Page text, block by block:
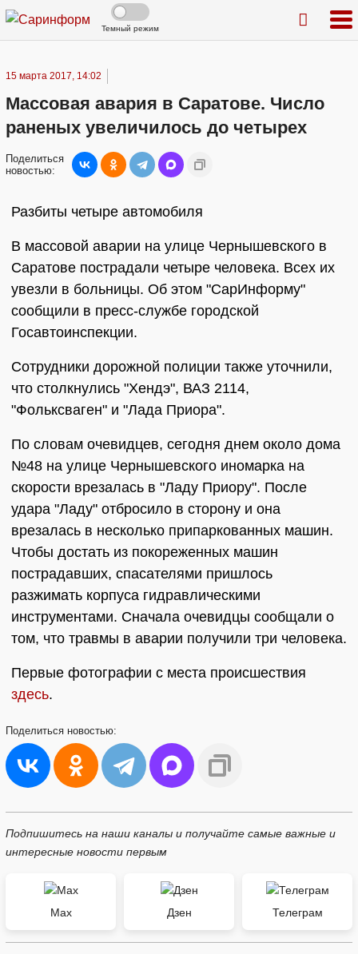
Темный режим
15 марта 2017, 14:02
Массовая авария в Саратове. Число
раненых увеличилось до четырех
Поделиться
новостью:
Разбиты четыре автомобиля
В массовой аварии на улице Чернышевского в
Саратове пострадали четыре человека. Всех их
увезли в больницы. Об этом "СарИнформу"
сообщили в пресс-службе городской
Госавтоинспекции.
Сотрудники дорожной полиции также уточнили,
что столкнулись "Хендэ", ВАЗ 2114,
"Фольксваген" и "Лада Приора".
По словам очевидцев, сегодня днем около дома
№48 на улице Чернышевского иномарка на
скорости врезалась в "Ладу Приору". После
удара "Ладу" отбросило в сторону и она
врезалась в несколько припаркованных машин.
Чтобы достать из покореженных машин
пострадавших, спасателями пришлось
разжимать корпуса гидравлическими
инструментами. Сначала очевидцы сообщали о
том, что травмы в аварии получили три человека.
Первые фотографии с места происшествия
здесь.
Поделиться новостью:
Подпишитесь на наши каналы и получайте самые важные и
интересные новости первым
Max Дзен Телеграм